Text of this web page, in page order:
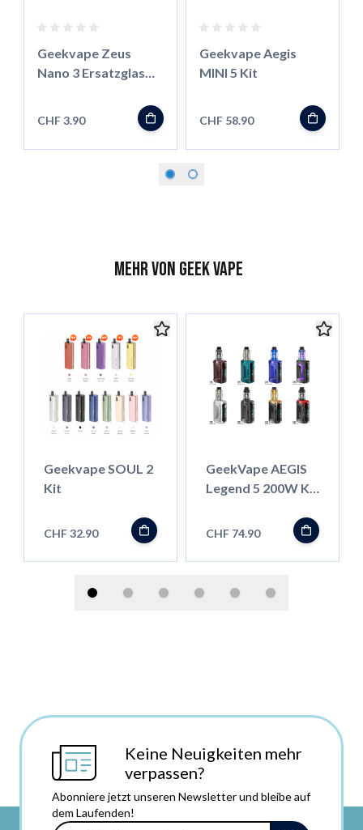
Geekvape Zeus
Nano 3 Ersatzglas
CHF 3.90
Geekvape Aegis
MINI 5 Kit
CHF 58.90
Mehr von Geek Vape
Geekvape SOUL 2
Kit
CHF 32.90
GeekVape AEGIS
Legend 5 200W Kit
Tank
CHF 74.90
Keine Neuigkeiten mehr
verpassen?
Abonniere jetzt unseren Newsletter und bleibe auf
dem Laufenden!